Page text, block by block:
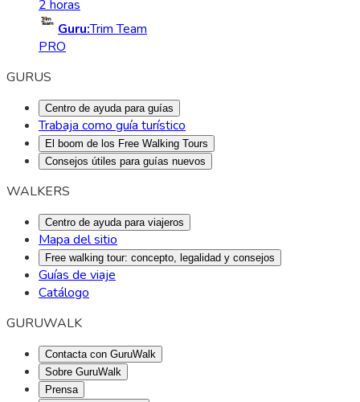
2 horas
Guru:Trim Team
PRO
GURUS
Centro de ayuda para guías
Trabaja como guía turístico
El boom de los Free Walking Tours
Consejos útiles para guías nuevos
WALKERS
Centro de ayuda para viajeros
Mapa del sitio
Free walking tour: concepto, legalidad y consejos
Guías de viaje
Catálogo
GURUWALK
Contacta con GuruWalk
Sobre GuruWalk
Prensa